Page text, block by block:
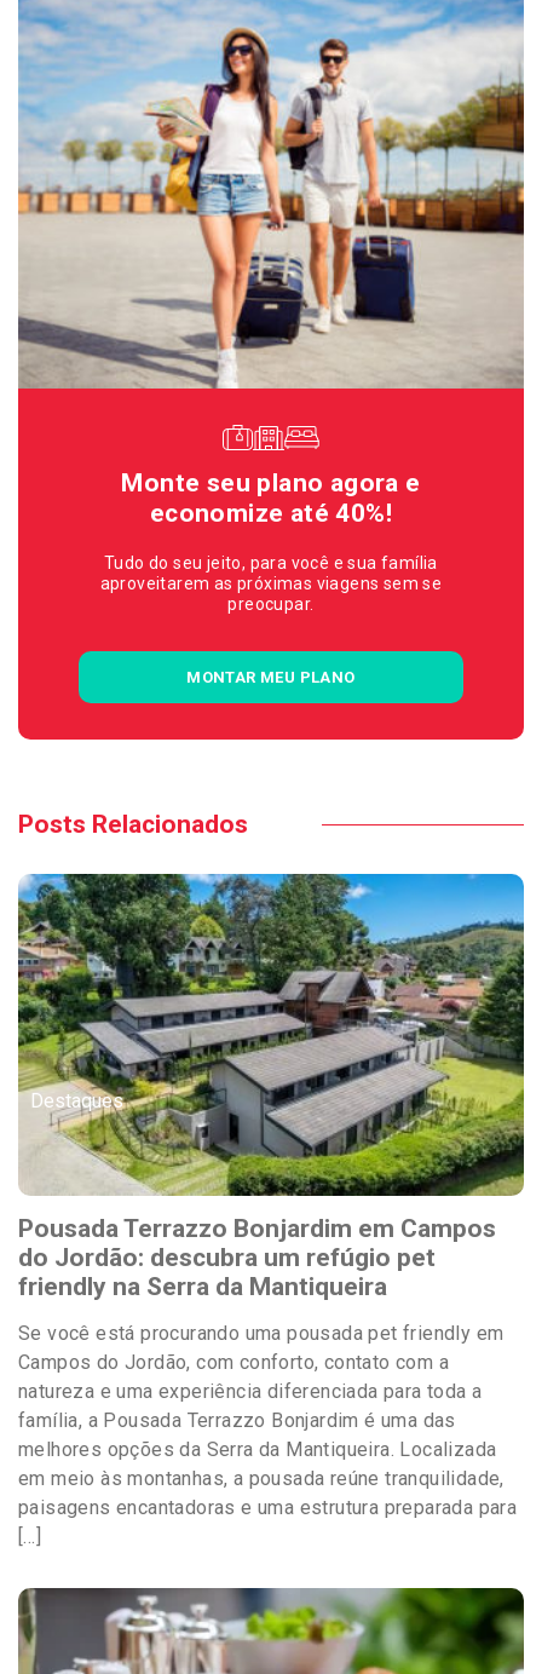
Monte seu plano agora e
economize até 40%!
Tudo do seu jeito, para você e sua família
aproveitarem as próximas viagens sem se
preocupar.
MONTAR MEU PLANO
Posts Relacionados
Destaques
Pousada Terrazzo Bonjardim em Campos
do Jordão: descubra um refúgio pet
friendly na Serra da Mantiqueira
Se você está procurando uma pousada pet friendly em
Campos do Jordão, com conforto, contato com a
natureza e uma experiência diferenciada para toda a
família, a Pousada Terrazzo Bonjardim é uma das
melhores opções da Serra da Mantiqueira. Localizada
em meio às montanhas, a pousada reúne tranquilidade,
paisagens encantadoras e uma estrutura preparada para
[…]